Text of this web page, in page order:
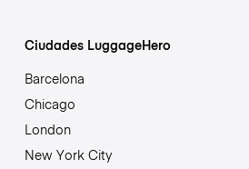
Ciudades LuggageHero
Barcelona
Chicago
London
New York City